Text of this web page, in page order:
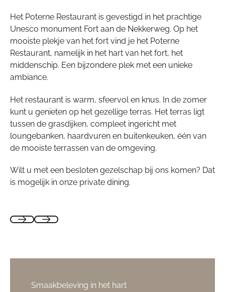
Het Poterne Restaurant is gevestigd in het prachtige
Unesco monument Fort aan de Nekkerweg. Op het
mooiste plekje van het fort vind je het Poterne
Restaurant, namelijk in het hart van het fort, het
middenschip. Een bijzondere plek met een unieke
ambiance.
Het restaurant is warm, sfeervol en knus. In de zomer
kunt u genieten op het gezellige terras. Het terras ligt
tussen de grasdijken, compleet ingericht met
loungebanken, haardvuren en buitenkeuken, één van
de mooiste terrassen van de omgeving.
Wilt u met een besloten gezelschap bij ons komen? Dat
is mogelijk in onze private dining.
Smaakbeleving in het hart